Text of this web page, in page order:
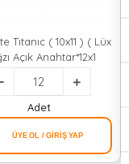
Tıtanıc ( 10x11 ) ( Lüx
Açık Anahtar*12x1
Adet